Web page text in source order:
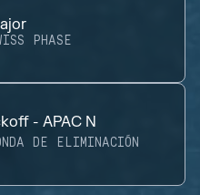
PHASE
- APAC N
DE ELIMINACIÓN